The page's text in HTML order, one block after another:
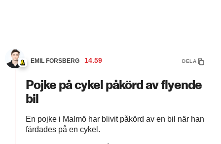
EMIL FORSBERG 14.59 DELA
Pojke på cykel påkörd av flyende
bil
En pojke i Malmö har blivit påkörd av en bil när han
färdades på en cykel.